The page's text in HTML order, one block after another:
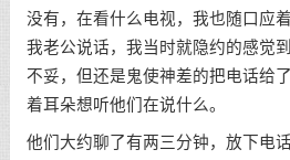
没有，在看什么电视，我也随口应
我老公说话，我当时就隐约的感觉
不妥，但还是鬼使神差的把电话给
着耳朵想听他们在说什么。
他们大约聊了有两三分钟，放下电